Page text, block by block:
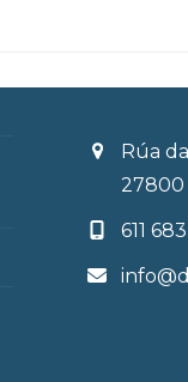
Rúa
27800
611